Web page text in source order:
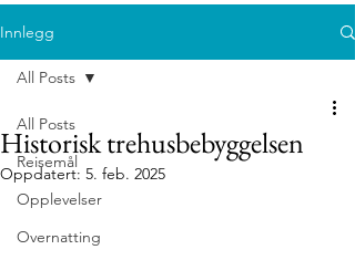
Innlegg
All Posts
Reisemål
Opplevelser
Overnatting
All Posts
Historisk trehusbebyggelsen
Oppdatert: 5. feb. 2025